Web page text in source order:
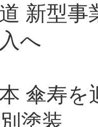
新型
へ
傘寿
塗装